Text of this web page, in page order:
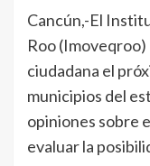
Cancún,-El
Roo
ciudadana el
municipios del
opiniones sobre
evaluar la